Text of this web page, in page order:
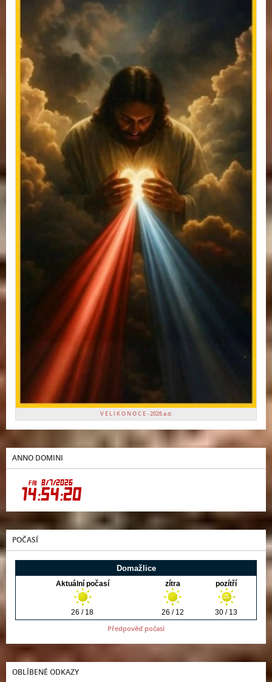
V E L I K O N O C E - 2026 a.d.
ANNO DOMINI
POČASÍ
Předpověď počasí
OBLÍBENÉ ODKAZY